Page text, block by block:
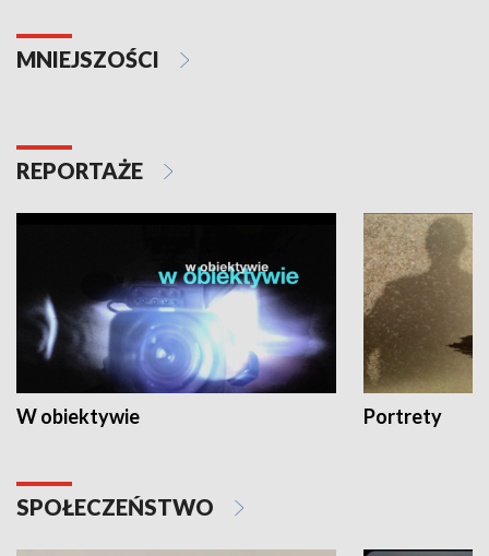
MNIEJSZOŚCI
REPORTAŻE
W obiektywie Portrety
SPOŁECZEŃSTWO